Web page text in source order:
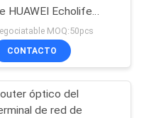
HUAWEI Echolife
GPON ONU
MOQ:50pcs
CONTACTO
óptico del
de red de